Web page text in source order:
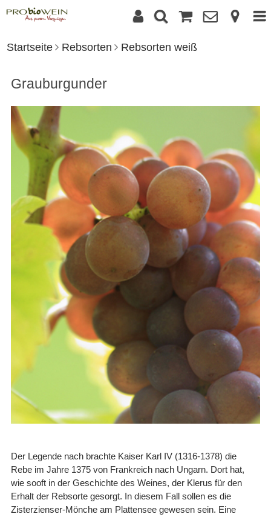
Startseite Rebsorten Rebsorten weiß
Grauburgunder
Der Legende nach brachte Kaiser Karl IV (1316-1378) die
Rebe im Jahre 1375 von Frankreich nach Ungarn. Dort hat,
wie sooft in der Geschichte des Weines, der Klerus für den
Erhalt der Rebsorte gesorgt. In diesem Fall sollen es die
Zisterzienser-Mönche am Plattensee gewesen sein. Eine